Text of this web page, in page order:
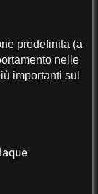
predefinita (a
nelle
importanti sul